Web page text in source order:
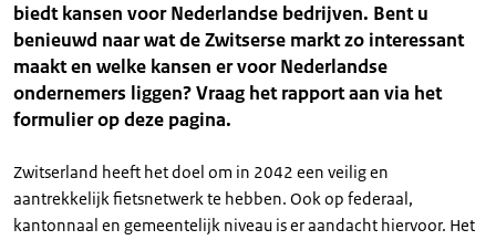
biedt kansen voor Nederlandse bedrijven. Bent u
benieuwd naar wat de Zwitserse markt zo interessant
maakt en welke kansen er voor Nederlandse
ondernemers liggen? Vraag het rapport aan via het
formulier op deze pagina.
Zwitserland heeft het doel om in 2042 een veilig en
aantrekkelijk fietsnetwerk te hebben. Ook op federaal,
kantonnaal en gemeentelijk niveau is er aandacht hiervoor. Het